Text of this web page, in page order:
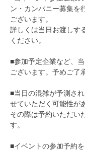
ン・カンパニー募集を
ございます。
詳しくは当日お渡しす
ください。
■参加予定企業など、
ございます。予めご了
■当日の混雑が予測さ
せていただく可能性が
その際は予約いただい
す。
■イベントの参加予約